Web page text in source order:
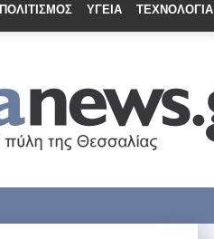
ΠΟΛΙΤΙΣΜΌΣ ΥΓΕΊΑ ΤΕΧΝΟΛΟΓΊΑ